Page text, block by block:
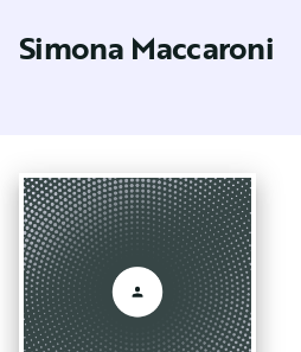
Simona Maccaroni